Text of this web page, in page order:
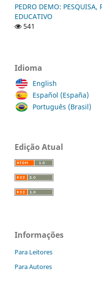
PEDRO DEMO:
EDUCATIVO
541
Idioma
English
Español (España)
Português (Brasil)
Edição Atual
Informações
Para Leitores
Para Autores